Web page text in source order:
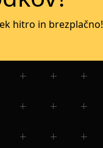
hitro in brezplačno!